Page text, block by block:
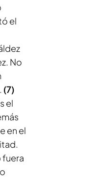
el
No
(7)
el
en el
fuera